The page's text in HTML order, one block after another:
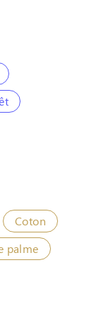
Coton
palme